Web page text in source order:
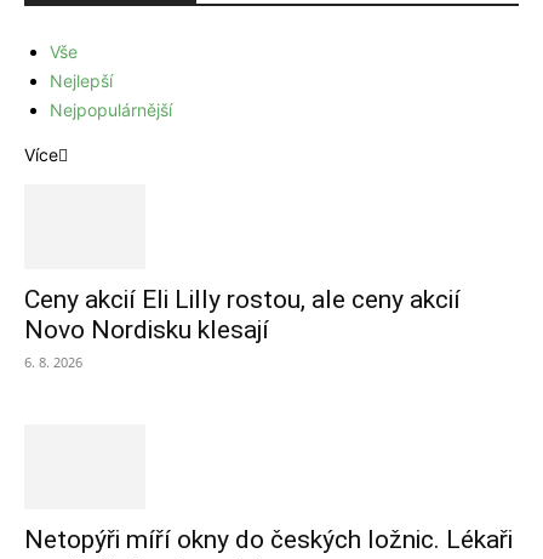
Vše
Nejlepší
Nejpopulárnější
Více
Ceny akcií Eli Lilly rostou, ale ceny akcií
Novo Nordisku klesají
6. 8. 2026
Netopýři míří okny do českých ložnic. Lékaři